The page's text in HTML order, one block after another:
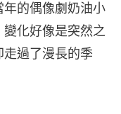
的偶像劇奶油小
化好像是突然之
過了漫長的季